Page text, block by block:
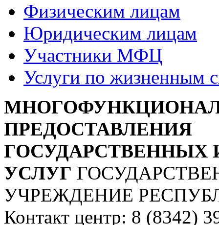
Физическим лицам
Юридическим лицам
Участники МФЦ
Услуги по жизненным
ПРЕДОСТАВЛЕНИЯ
УСЛУГ
УЧРЕЖДЕНИЕ
Контакт центр: 8 (8342)